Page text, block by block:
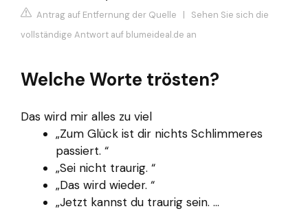
Antrag auf Entfernung der Quelle | Sehen Sie sich die
vollständige Antwort auf blumeideal.de an
Welche Worte trösten?
Das wird mir alles zu viel
„Zum Glück ist dir nichts Schlimmeres
passiert. “
„Sei nicht traurig. “
„Das wird wieder. “
„Jetzt kannst du traurig sein. ...